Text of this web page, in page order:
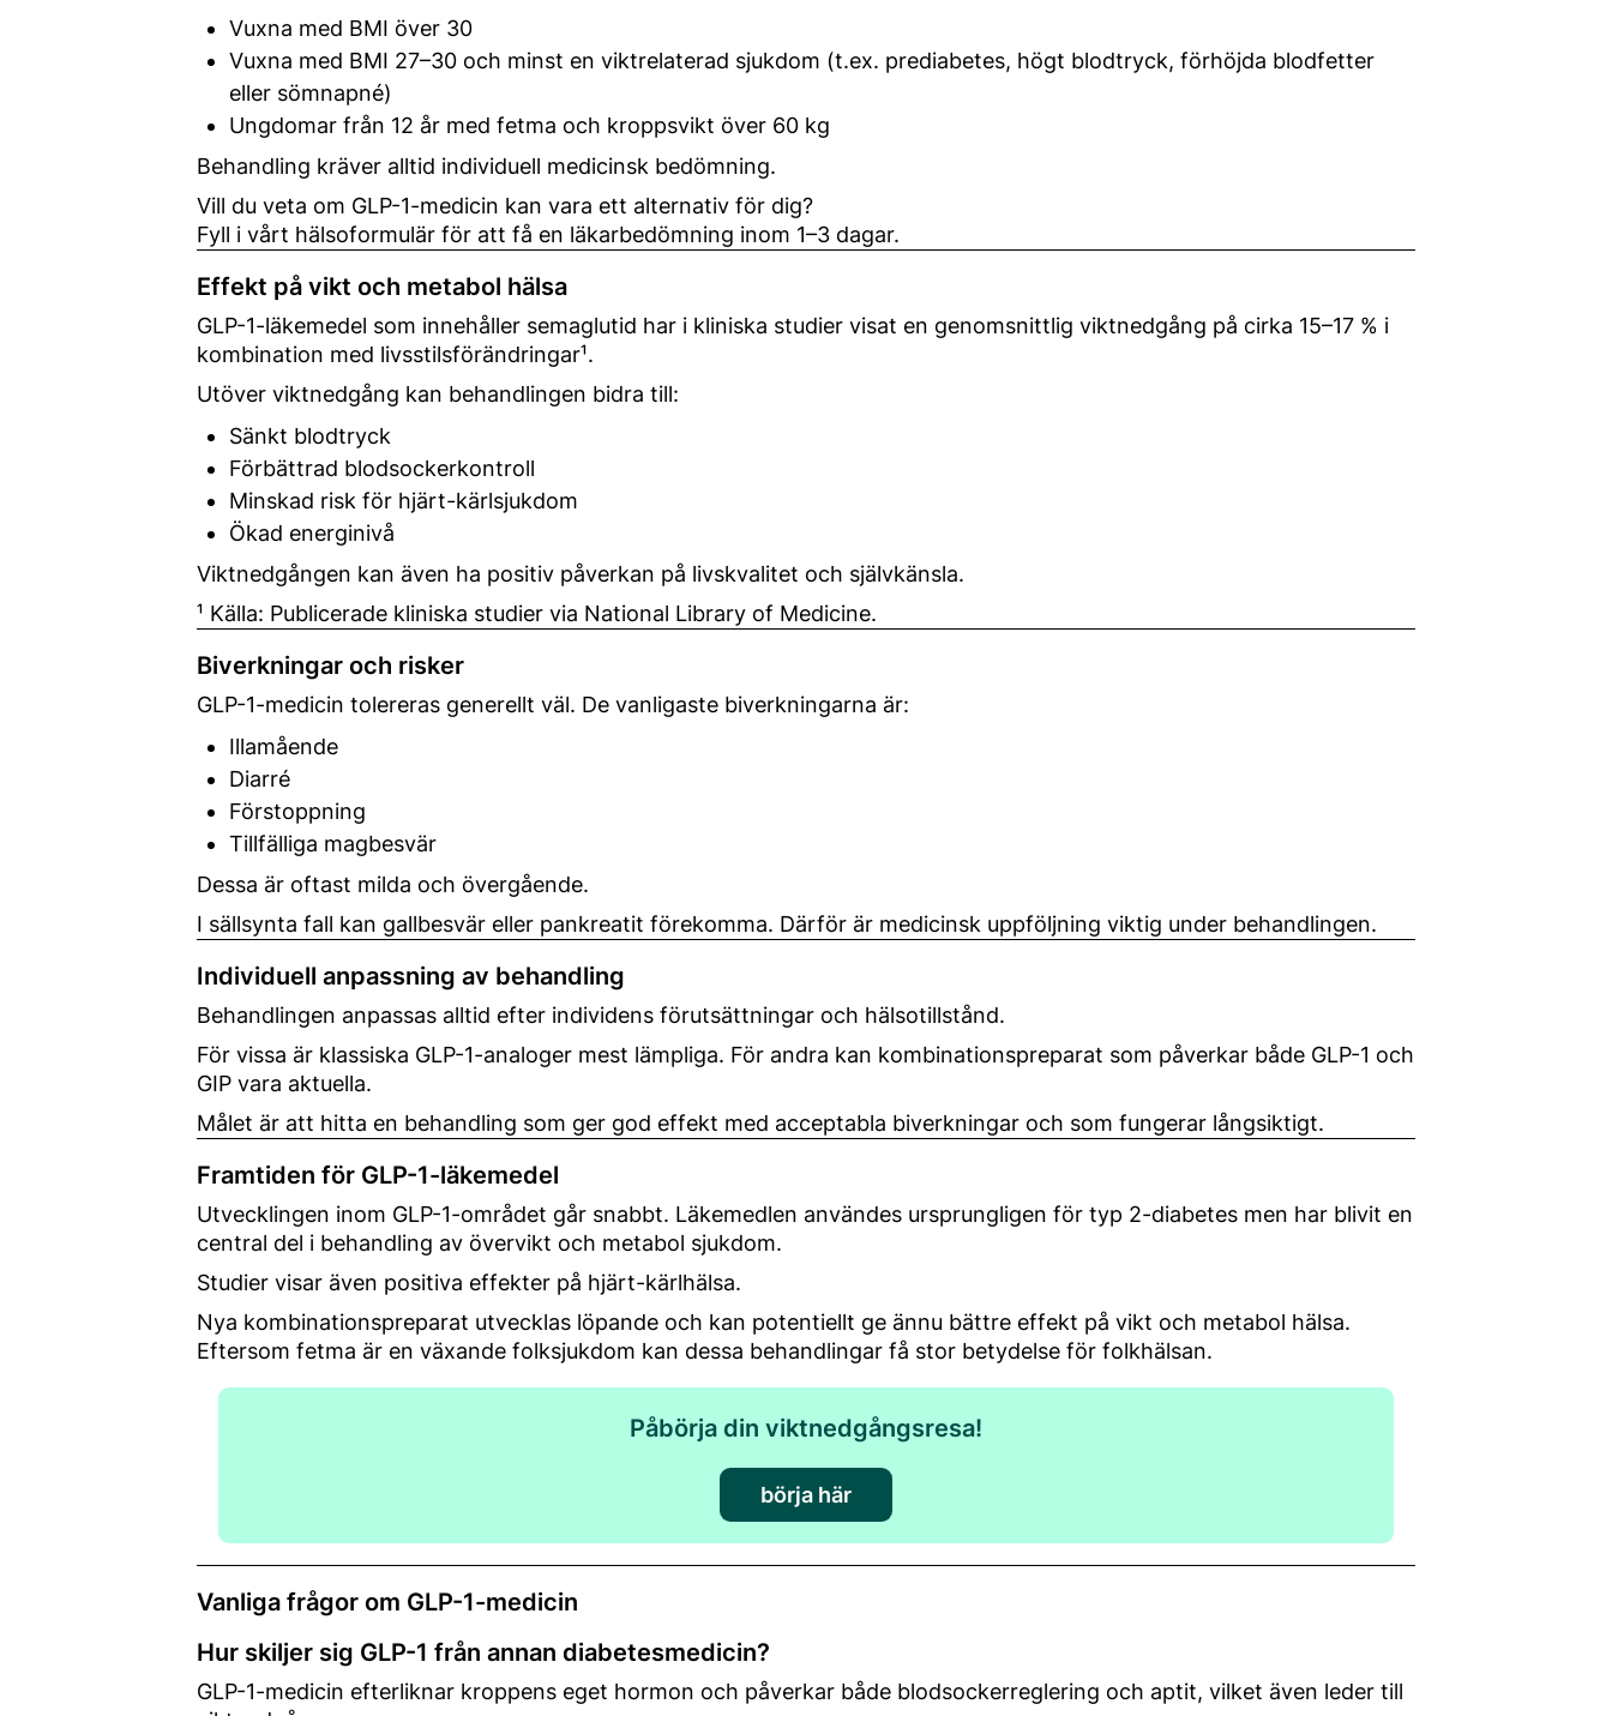
Vuxna med BMI över 30
Vuxna med BMI 27–30 och minst en viktrelaterad sjukdom (t.ex. prediabetes, högt blodtryck, förhöjda blodfetter
eller sömnapné)
Ungdomar från 12 år med fetma och kroppsvikt över 60 kg
Behandling kräver alltid individuell medicinsk bedömning.
Vill du veta om GLP-1-medicin kan vara ett alternativ för dig?
Fyll i vårt hälsoformulär för att få en läkarbedömning inom 1–3 dagar.
Effekt på vikt och metabol hälsa
GLP-1-läkemedel som innehåller semaglutid har i kliniska studier visat en genomsnittlig viktnedgång på cirka 15–17 % i
kombination med livsstilsförändringar¹.
Utöver viktnedgång kan behandlingen bidra till:
Sänkt blodtryck
Förbättrad blodsockerkontroll
Minskad risk för hjärt-kärlsjukdom
Ökad energinivå
Viktnedgången kan även ha positiv påverkan på livskvalitet och självkänsla.
¹ Källa: Publicerade kliniska studier via National Library of Medicine.
Biverkningar och risker
GLP-1-medicin tolereras generellt väl. De vanligaste biverkningarna är:
Illamående
Diarré
Förstoppning
Tillfälliga magbesvär
Dessa är oftast milda och övergående.
I sällsynta fall kan gallbesvär eller pankreatit förekomma. Därför är medicinsk uppföljning viktig under behandlingen.
Individuell anpassning av behandling
Behandlingen anpassas alltid efter individens förutsättningar och hälsotillstånd.
För vissa är klassiska GLP-1-analoger mest lämpliga. För andra kan kombinationspreparat som påverkar både GLP-1 och
GIP vara aktuella.
Målet är att hitta en behandling som ger god effekt med acceptabla biverkningar och som fungerar långsiktigt.
Framtiden för GLP-1-läkemedel
Utvecklingen inom GLP-1-området går snabbt. Läkemedlen användes ursprungligen för typ 2-diabetes men har blivit en
central del i behandling av övervikt och metabol sjukdom.
Studier visar även positiva effekter på hjärt-kärlhälsa.
Nya kombinationspreparat utvecklas löpande och kan potentiellt ge ännu bättre effekt på vikt och metabol hälsa.
Eftersom fetma är en växande folksjukdom kan dessa behandlingar få stor betydelse för folkhälsan.
Påbörja din viktnedgångsresa!
börja här
Vanliga frågor om GLP-1-medicin
Hur skiljer sig GLP-1 från annan diabetesmedicin?
GLP-1-medicin efterliknar kroppens eget hormon och påverkar både blodsockerreglering och aptit, vilket även leder till